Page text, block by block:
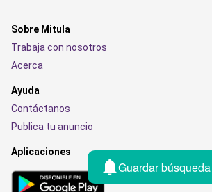
Guardar búsqueda
Sobre Mitula
Trabaja con nosotros
Acerca
Ayuda
Contáctanos
Publica tu anuncio
Aplicaciones